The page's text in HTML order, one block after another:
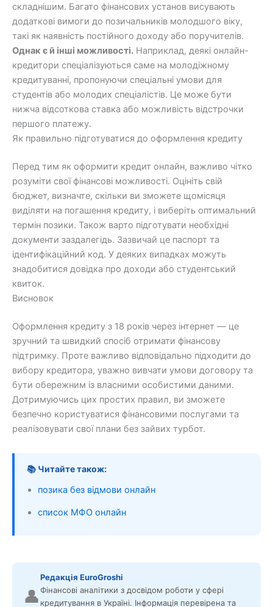
складнішим. Багато фінансових установ висувають
додаткові вимоги до позичальників молодшого віку,
такі як наявність постійного доходу або поручителів.
Однак є й інші можливості. Наприклад, деякі онлайн-
кредитори спеціалізуються саме на молодіжному
кредитуванні, пропонуючи спеціальні умови для
студентів або молодих спеціалістів. Це може бути
нижча відсоткова ставка або можливість відстрочки
першого платежу.
Як правильно підготуватися до оформлення кредиту
Перед тим як оформити кредит онлайн, важливо чітко
розуміти свої фінансові можливості. Оцініть свій
бюджет, визначте, скільки ви зможете щомісяця
виділяти на погашення кредиту, і виберіть оптимальний
термін позики. Також варто підготувати необхідні
документи заздалегідь. Зазвичай це паспорт та
ідентифікаційний код. У деяких випадках можуть
знадобитися довідка про доходи або студентський
квиток.
Висновок
Оформлення кредиту з 18 років через інтернет — це
зручний та швидкий спосіб отримати фінансову
підтримку. Проте важливо відповідально підходити до
вибору кредитора, уважно вивчати умови договору та
бути обережним із власними особистими даними.
Дотримуючись цих простих правил, ви зможете
безпечно користуватися фінансовими послугами та
реалізовувати свої плани без зайвих турбот.
📚 Читайте також:
позика без відмови онлайн
список МФО онлайн
👤
Редакція EuroGroshi
Фінансові аналітики з досвідом роботи у сфері
кредитування в Україні. Інформація перевірена та